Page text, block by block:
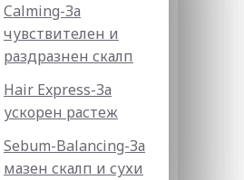
Calming-За
чувствителен и
раздразнен скалп
Hair Express-За
ускорен растеж
Sebum-Balancing-За
мазен скалп и сухи